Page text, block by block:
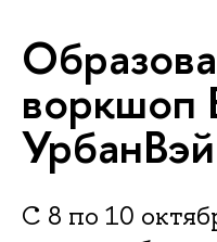
УрбанВэй
С 8 по 10